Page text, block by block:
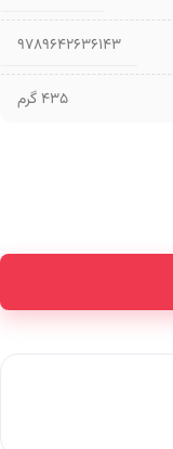
9789642636143
435 گرم